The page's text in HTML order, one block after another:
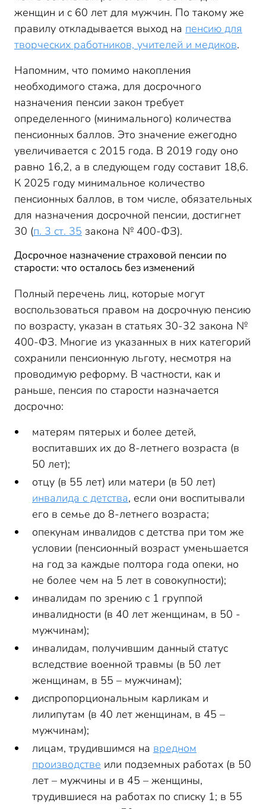
женщин и с 60 лет для мужчин. По такому же
правилу откладывается выход на пенсию для
творческих работников, учителей и медиков.
Напомним, что помимо накопления
необходимого стажа, для досрочного
назначения пенсии закон требует
определенного (минимального) количества
пенсионных баллов. Это значение ежегодно
увеличивается с 2015 года. В 2019 году оно
равно 16,2, а в следующем году составит 18,6.
К 2025 году минимальное количество
пенсионных баллов, в том числе, обязательных
для назначения досрочной пенсии, достигнет
30 (п. 3 ст. 35 закона № 400-ФЗ).
Досрочное назначение страховой пенсии по
старости: что осталось без изменений
Полный перечень лиц, которые могут
воспользоваться правом на досрочную пенсию
по возрасту, указан в статьях 30-32 закона №
400-ФЗ. Многие из указанных в них категорий
сохранили пенсионную льготу, несмотря на
проводимую реформу. В частности, как и
раньше, пенсия по старости назначается
досрочно:
матерям пятерых и более детей,
воспитавших их до 8-летнего возраста (в
50 лет);
отцу (в 55 лет) или матери (в 50 лет)
инвалида с детства, если они воспитывали
его в семье до 8-летнего возраста;
опекунам инвалидов с детства при том же
условии (пенсионный возраст уменьшается
на год за каждые полтора года опеки, но
не более чем на 5 лет в совокупности);
инвалидам по зрению с 1 группой
инвалидности (в 40 лет женщинам, в 50 -
мужчинам);
инвалидам, получившим данный статус
вследствие военной травмы (в 50 лет
женщинам, в 55 – мужчинам);
диспропорциональным карликам и
лилипутам (в 40 лет женщинам, в 45 –
мужчинам);
лицам, трудившимся на вредном
производстве или подземных работах (в 50
лет – мужчины и в 45 – женщины,
трудившиеся на работах по списку 1; в 55